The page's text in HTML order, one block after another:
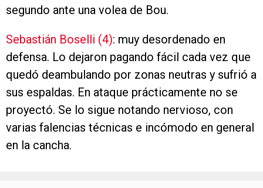
segundo ante una volea de Bou.
Sebastián Boselli (4): muy desordenado en
defensa. Lo dejaron pagando fácil cada vez que
quedó deambulando por zonas neutras y sufrió a
sus espaldas. En ataque prácticamente no se
proyectó. Se lo sigue notando nervioso, con
varias falencias técnicas e incómodo en general
en la cancha.